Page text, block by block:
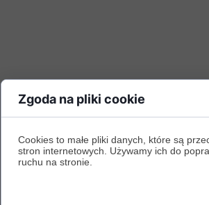
Zgoda na pliki cookie
Cookies to małe pliki danych, które są
stron internetowych. Używamy ich do
ruchu na stronie.